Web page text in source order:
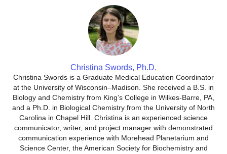
Christina Swords, Ph.D.
Christina Swords is a Graduate Medical Education Coordinator
at the University of Wisconsin–Madison. She received a B.S. in
Biology and Chemistry from King’s College in Wilkes-Barre, PA,
and a Ph.D. in Biological Chemistry from the University of North
Carolina in Chapel Hill. Christina is an experienced science
communicator, writer, and project manager with demonstrated
communication experience with Morehead Planetarium and
Science Center, the American Society for Biochemistry and